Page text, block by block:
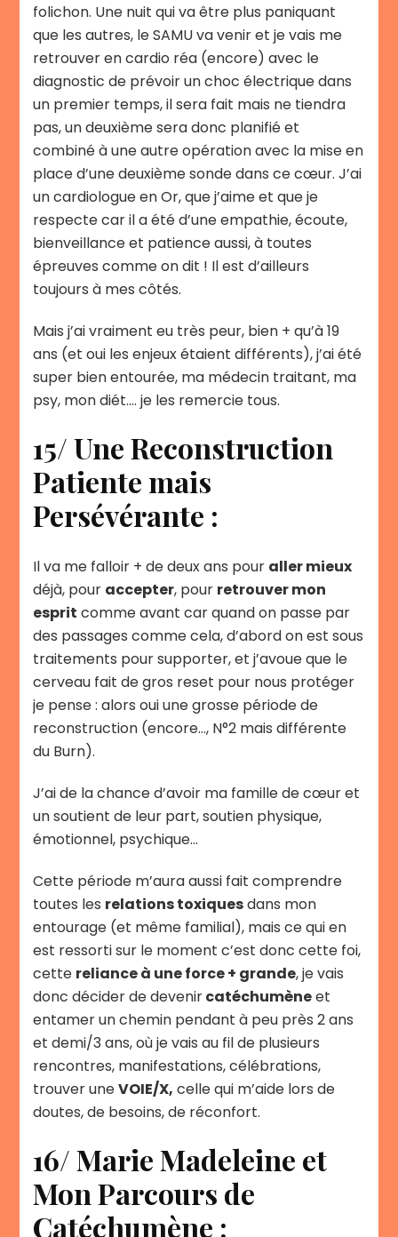
folichon. Une nuit qui va être plus paniquant
que les autres, le SAMU va venir et je vais me
retrouver en cardio réa (encore) avec le
diagnostic de prévoir un choc électrique dans
un premier temps, il sera fait mais ne tiendra
pas, un deuxième sera donc planifié et
combiné à une autre opération avec la mise en
place d’une deuxième sonde dans ce cœur. J’ai
un cardiologue en Or, que j’aime et que je
respecte car il a été d’une empathie, écoute,
bienveillance et patience aussi, à toutes
épreuves comme on dit ! Il est d’ailleurs
toujours à mes côtés.
Mais j’ai vraiment eu très peur, bien + qu’à 19
ans (et oui les enjeux étaient différents), j’ai été
super bien entourée, ma médecin traitant, ma
psy, mon diét…. je les remercie tous.
15/ Une Reconstruction
Patiente mais
Persévérante :
Il va me falloir + de deux ans pour aller mieux
déjà, pour accepter, pour retrouver mon
esprit comme avant car quand on passe par
des passages comme cela, d’abord on est sous
traitements pour supporter, et j’avoue que le
cerveau fait de gros reset pour nous protéger
je pense : alors oui une grosse période de
reconstruction (encore…, N°2 mais différente
du Burn).
J’ai de la chance d’avoir ma famille de cœur et
un soutient de leur part, soutien physique,
émotionnel, psychique…
Cette période m’aura aussi fait comprendre
toutes les relations toxiquesdans mon
entourage (et même familial), mais ce qui en
est ressorti sur le moment c’est donc cette foi,
cette reliance à une force + grande, je vais
donc décider de devenircatéchumèneet
entamer un chemin pendant à peu près 2 ans
et demi/3 ans, où je vais au fil de plusieurs
rencontres, manifestations, célébrations,
trouver uneVOIE/X, celle qui m’aide lors de
doutes, de besoins, de réconfort.
16/ Marie Madeleine et
Mon Parcours de
Catéchumène :